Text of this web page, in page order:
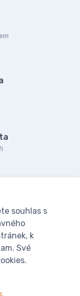
souhlas s
k
Své